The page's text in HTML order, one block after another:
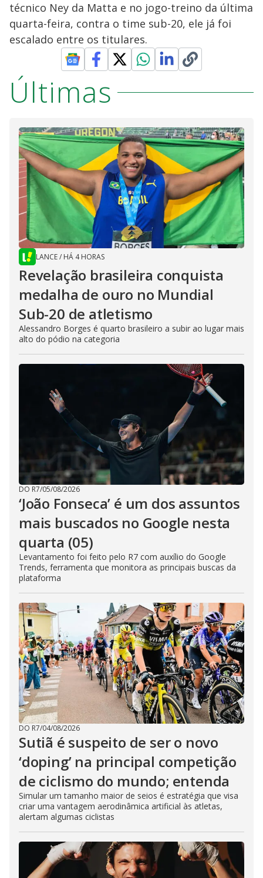
técnico Ney da Matta e no jogo-treino da última
quarta-feira, contra o time sub-20, ele já foi
escalado entre os titulares.
Últimas
LANCE/ HÁ 4 HORAS
Revelação brasileira conquista
medalha de ouro no Mundial
Sub-20 de atletismo
Alessandro Borges é quarto brasileiro a subir ao lugar mais
alto do pódio na categoria
DO R7/05/08/2026
‘João Fonseca’ é um dos assuntos
mais buscados no Google nesta
quarta (05)
Levantamento foi feito pelo R7 com auxílio do Google
Trends, ferramenta que monitora as principais buscas da
plataforma
DO R7/04/08/2026
Sutiã é suspeito de ser o novo
‘doping’ na principal competição
de ciclismo do mundo; entenda
Simular um tamanho maior de seios é estratégia que visa
criar uma vantagem aerodinâmica artificial às atletas,
alertam algumas ciclistas